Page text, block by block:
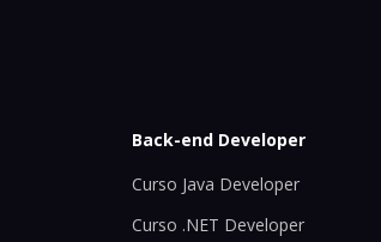
Back-end Developer
Curso Java Developer
Curso .NET Developer